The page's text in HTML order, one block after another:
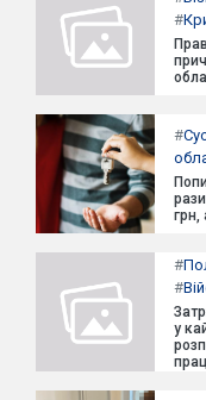
#
#
грн,
#
#
у